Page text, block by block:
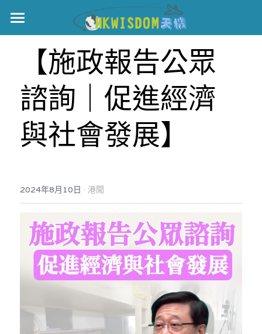
主頁
世界盃
伊美戰爭
黎智英案
正本清源•黎智英案
宏福火災
宏福苑聽證會
宏福火災正視聽
記錄．宏福苑火災
中國
國際
娛樂
反華推手懶人包
KOL 專欄
【施政報告公眾
諮詢｜促進經濟
與社會發展】
2024年8月10日 · 港聞